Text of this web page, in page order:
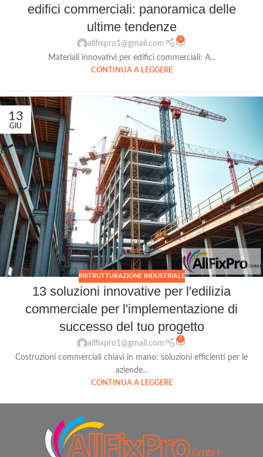
edifici commerciali: panoramica delle
ultime tendenze
allfixpro1@gmail.com
0
Materiali innovativi per edifici commerciali: A...
CONTINUA A LEGGERE
13
GIU
RISTRUTTURAZIONE INDUSTRIALE
13 soluzioni innovative per l'edilizia
commerciale per l'implementazione di
successo del tuo progetto
allfixpro1@gmail.com
0
Costruzioni commerciali chiavi in mano: soluzioni efficienti per le
aziende...
CONTINUA A LEGGERE